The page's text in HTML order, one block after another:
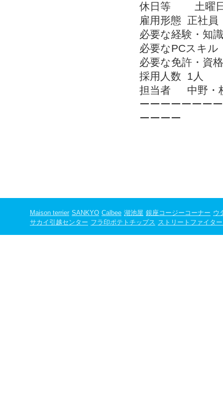
休日等 土曜日
雇用形態
正社員
必要な経験・知
必要なPCスキ
必要な免許・資
採用人数
1人
担当者
中野
ーーーーーーー
ーーーー
Maison terrier SANKYO Calbee 湖池屋 銀座コージーコーナー ウ
サカイ引越センター フラ印ポテトチップス ストリートファイタ